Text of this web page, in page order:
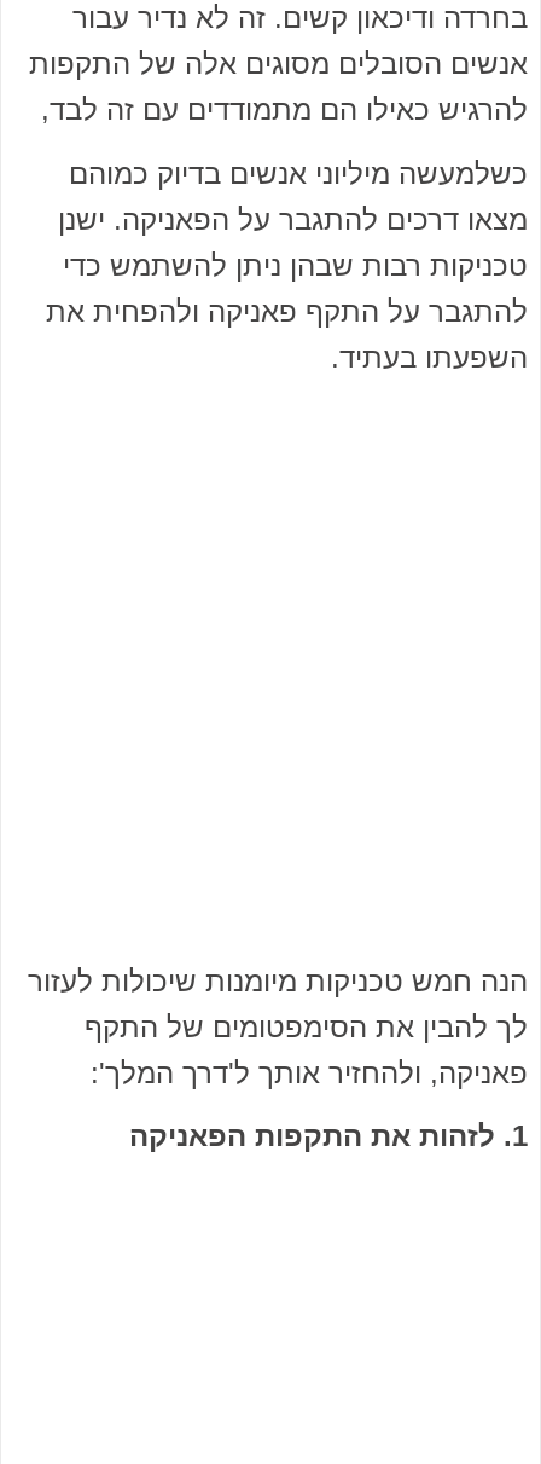
בחרדה ודיכאון קשים. זה לא נדיר עבור
אנשים הסובלים מסוגים אלה של התקפות
להרגיש כאילו הם מתמודדים עם זה לבד,
כשלמעשה מיליוני אנשים בדיוק כמוהם
מצאו דרכים להתגבר על הפאניקה. ישנן
טכניקות רבות שבהן ניתן להשתמש כדי
להתגבר על התקף פאניקה ולהפחית את
השפעתו בעתיד.
הנה חמש טכניקות מיומנות שיכולות לעזור
לך להבין את הסימפטומים של התקף
פאניקה, ולהחזיר אותך ל'דרך המלך':
1. לזהות את התקפות הפאניקה